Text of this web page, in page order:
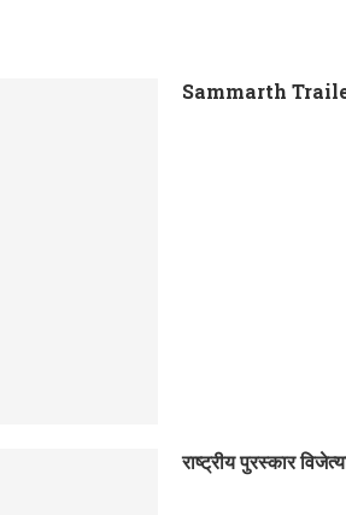
Sammarth Trailer :
राष्ट्रीय पुरस्कार